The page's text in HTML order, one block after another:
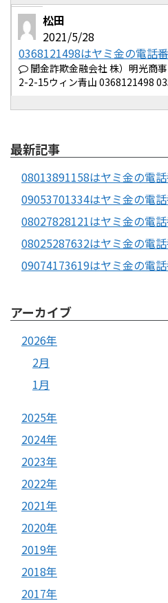
松田
2021/5/28
0368121498はヤミ金の電話
闇金詐欺金融会社 株）明光商
2-2-15ウィン青山 0368121498
最新記事
08013891158はヤミ金の電
09053701334はヤミ金の電
08027828121はヤミ金の電
08025287632はヤミ金の電
09074173619はヤミ金の電
アーカイブ
2026年
2月
1月
2025年
2024年
2023年
2022年
2021年
2020年
2019年
2018年
2017年